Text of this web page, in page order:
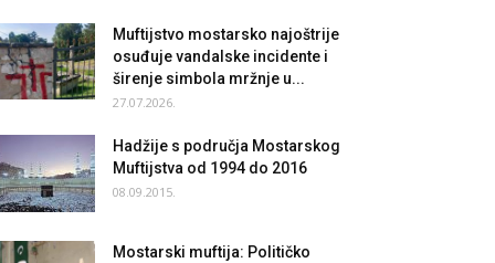
Muftijstvo mostarsko najoštrije
osuđuje vandalske incidente i
širenje simbola mržnje u...
27.07.2026.
Hadžije s područja Mostarskog
Muftijstva od 1994 do 2016
08.09.2015.
Mostarski muftija: Političko